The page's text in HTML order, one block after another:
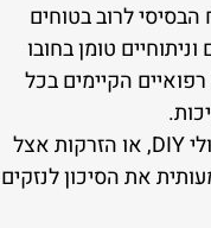
הבסיסי לרוב בטוחים
טומן בחובו
הקיימים בכל
שימוש במידע לא אמין מהרשת, טיפולי DIY, או הזרקות אצל
את הסיכון לנזקים